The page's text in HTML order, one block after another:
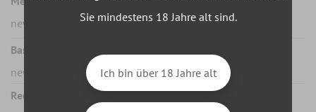
new
Basismessung des Einheitspreises :
new
Rechtmäßigkeit :
Sie mindestens 18 Jahre alt sind.
Ich bin über 18 Jahre alt